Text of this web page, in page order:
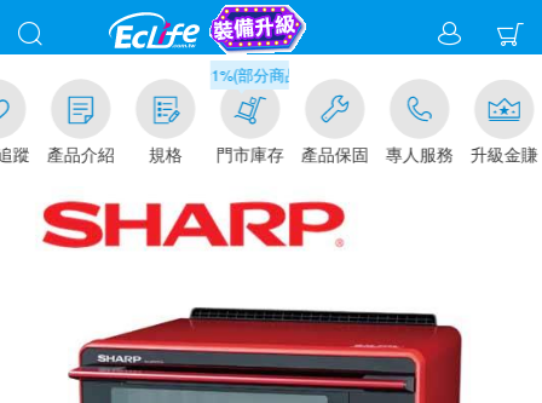
蹤 產品介紹 規格
滿千元門市取貨現折1%(部分商品不適用)-請點我看
門市庫存 產品保固 專人服務 升級金賺